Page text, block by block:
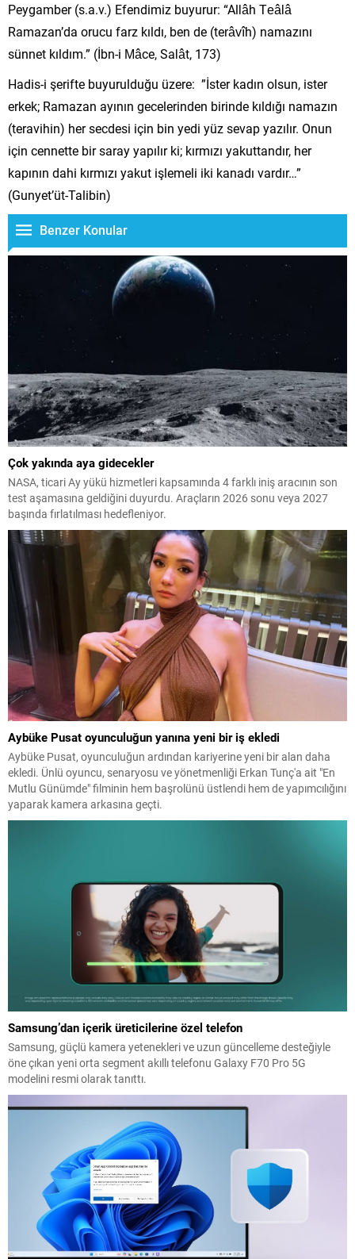
Peygamber (s.a.v.) Efendimiz buyurur: “Allâh Teâlâ
Ramazan’da orucu farz kıldı, ben de (terâvîh) namazını
sünnet kıldım.” (İbn-i Mâce, Salât, 173)
Hadis-i şerifte buyurulduğu üzere: ”İster kadın olsun, ister
erkek; Ramazan ayının gecelerinden birinde kıldığı namazın
(teravihin) her secdesi için bin yedi yüz sevap yazılır. Onun
için cennette bir saray yapılır ki; kırmızı yakuttandır, her
kapının dahi kırmızı yakut işlemeli iki kanadı vardır…”
(Gunyet’üt-Talibin)
Benzer Konular
Çok yakında aya gidecekler
NASA, ticari Ay yükü hizmetleri kapsamında 4 farklı iniş aracının son
test aşamasına geldiğini duyurdu. Araçların 2026 sonu veya 2027
başında fırlatılması hedefleniyor.
Aybüke Pusat oyunculuğun yanına yeni bir iş ekledi
Aybüke Pusat, oyunculuğun ardından kariyerine yeni bir alan daha
ekledi. Ünlü oyuncu, senaryosu ve yönetmenliği Erkan Tunç'a ait "En
Mutlu Günümde" filminin hem başrolünü üstlendi hem de yapımcılığını
yaparak kamera arkasına geçti.
Samsung’dan içerik üreticilerine özel telefon
Samsung, güçlü kamera yetenekleri ve uzun güncelleme desteğiyle
öne çıkan yeni orta segment akıllı telefonu Galaxy F70 Pro 5G
modelini resmi olarak tanıttı.